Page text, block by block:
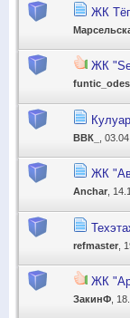
ЖК
ЖК
ВВК_ ,
ЖК
Anchar ,
refmaster ,
ЖК
ЗакинФ ,